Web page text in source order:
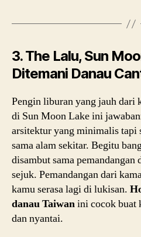
3. The Lalu, Sun
Ditemani Danau
Pengin liburan yang jauh dari
di Sun Moon Lake ini
arsitektur yang minimalis tapi
sama alam sekitar. Begitu
disambut sama pemandangan
sejuk. Pemandangan dari
kamu serasa lagi di lukisan.
danau Taiwanini cocok buat
dan nyantai.